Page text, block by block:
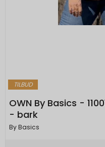
TILBUD
OWN By Basics -
- bark
By Basics